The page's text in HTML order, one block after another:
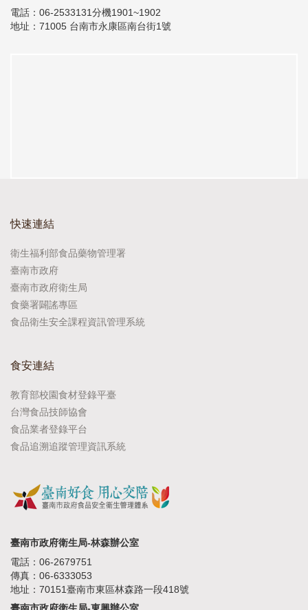
電話：06-2533131分機1901~1902
地址：71005 台南市永康區南台街1號
快速連結
衛生福利部食品藥物管理署
臺南市政府
臺南市政府衛生局
食藥署闢謠專區
食品衛生安全課程資訊管理系統
食安連結
教育部校園食材登錄平臺
台灣食品技師協會
食品業者登錄平台
食品追溯追蹤管理資訊系統
臺南市政府衛生局-林森辦公室
電話：06-2679751
傳真：06-6333053
地址：70151臺南市東區林森路一段418號
臺南市政府衛生局-東興辦公室